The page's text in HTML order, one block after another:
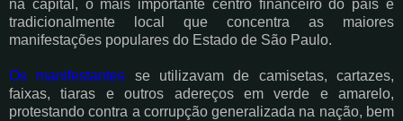
na capital, o mais importante centro financeiro do país e
tradicionalmente local que concentra as maiores
manifestações populares do Estado de São Paulo.
Os manifestantes se utilizavam de camisetas, cartazes,
faixas, tiaras e outros adereços em verde e amarelo,
protestando contra a corrupção generalizada na nação, bem